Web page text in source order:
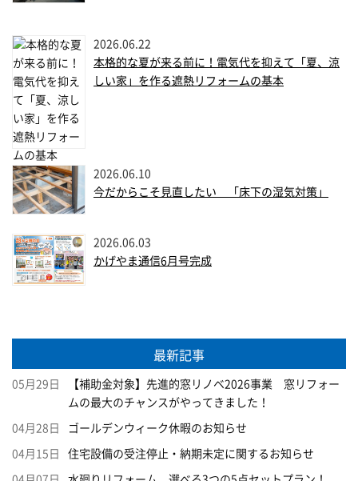
2026.06.22
本格的な夏が来る前に！電気代を抑えて「夏、涼
しい家」を作る遮熱リフォームの基本
2026.06.10
今だからこそ見直したい 「床下の湿気対策」
2026.06.03
かげやま通信6月号完成
最新記事
05月29日
【補助金対象】先進的窓リノベ2026事業 窓リフォー
ムの最大のチャンスがやってきました！
04月28日 ゴールデンウィーク休暇のお知らせ
04月15日 住宅設備の受注停止・納期未定に関するお知らせ